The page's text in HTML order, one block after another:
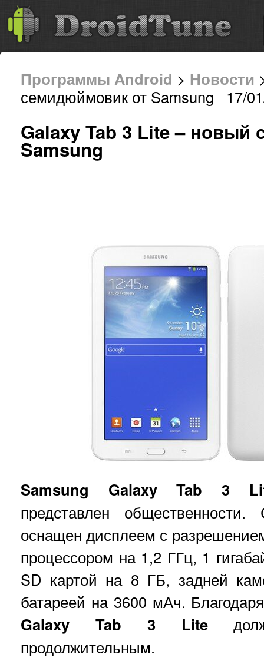
Программы Android > Новости
семидюймовик от Samsung 17/
Galaxy Tab 3 Lite – новый
Samsung
Samsung Galaxy Tab 3
представлен
оснащен дисплеем с
процессором на 1,2 ГГц, 1
SD картой на 8 ГБ, задней
батареей на 3600 мАч.
Galaxy Tab 3 Lite
продолжительным.